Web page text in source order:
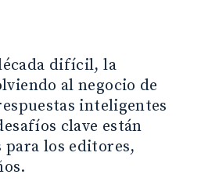
difícil, la
al negocio de
inteligentes
clave están
para los editores,